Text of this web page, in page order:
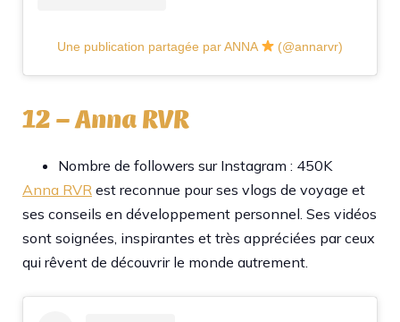
Une publication partagée par ANNA (@annarvr)
12 – Anna RVR
Nombre de followers sur Instagram : 450K
Anna RVR est reconnue pour ses vlogs de voyage et
ses conseils en développement personnel. Ses vidéos
sont soignées, inspirantes et très appréciées par ceux
qui rêvent de découvrir le monde autrement.​